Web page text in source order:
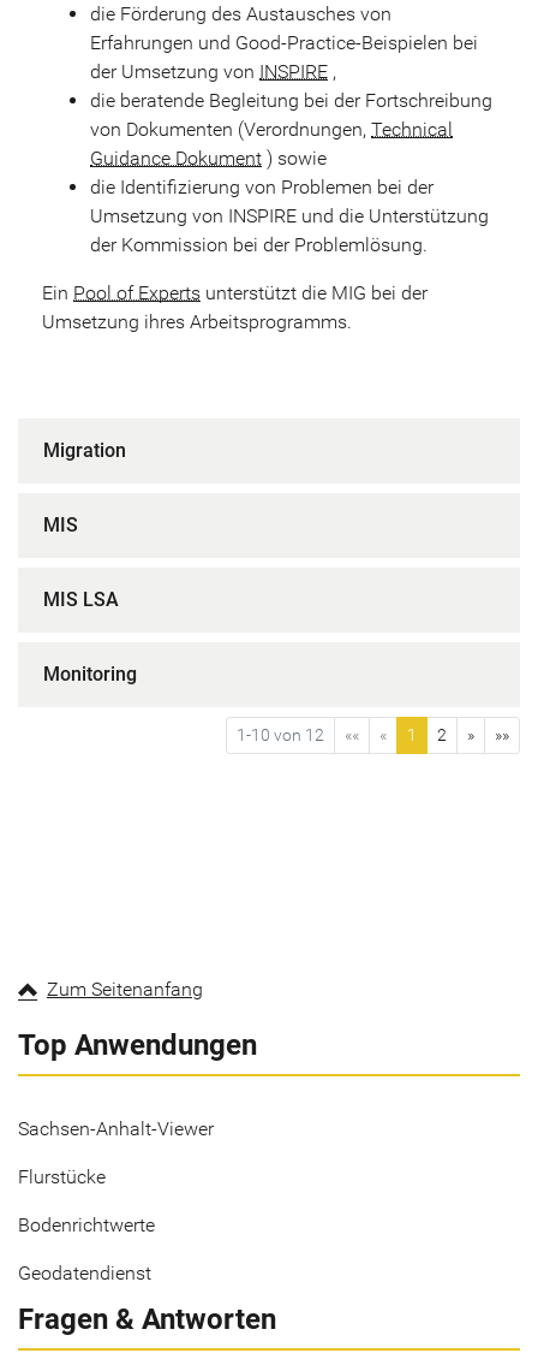
die Förderung des Austausches von
Erfahrungen und Good-Practice-Beispielen bei
der Umsetzung von INSPIRE ,
die beratende Begleitung bei der Fortschreibung
von Dokumenten (Verordnungen, Technical
Guidance Dokument ) sowie
die Identifizierung von Problemen bei der
Umsetzung von INSPIRE und die Unterstützung
der Kommission bei der Problemlösung.
Ein Pool of Experts unterstützt die MIG bei der
Umsetzung ihres Arbeitsprogramms.
Migration
MIS
MIS LSA
Monitoring
1-10 von 12 «« « 1 2 » »»
Zum Seitenanfang
Top Anwendungen
Sachsen-Anhalt-Viewer
Flurstücke
Bodenrichtwerte
Geodatendienst
Fragen & Antworten